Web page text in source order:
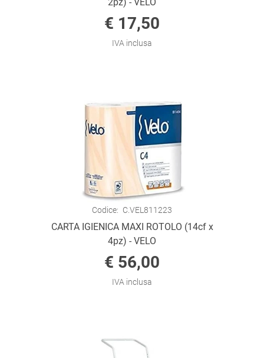
€ 17,50
IVA inclusa
Codice: C.VEL811223
CARTA IGIENICA MAXI ROTOLO (14cf x
4pz) - VELO
€ 56,00
IVA inclusa